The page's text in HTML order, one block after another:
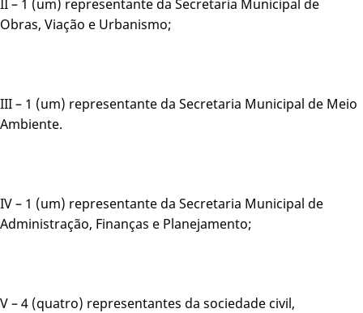
II – 1 (um) representante da Secretaria Municipal de
Obras, Viação e Urbanismo;
III – 1 (um) representante da Secretaria Municipal de Meio
Ambiente.
IV – 1 (um) representante da Secretaria Municipal de
Administração, Finanças e Planejamento;
V – 4 (quatro) representantes da sociedade civil,